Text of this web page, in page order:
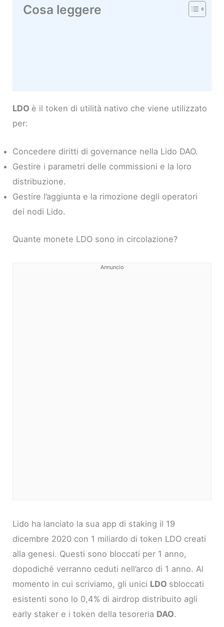
Cosa leggere
LDO è il token di utilità nativo che viene utilizzato
per:
Concedere diritti di governance nella Lido DAO.
Gestire i parametri delle commissioni e la loro
distribuzione.
Gestire l’aggiunta e la rimozione degli operatori
dei nodi Lido.
Quante monete LDO sono in circolazione?
Annuncio
Lido ha lanciato la sua app di staking il 19
dicembre 2020 con 1 miliardo di token LDO creati
alla genesi. Questi sono bloccati per 1 anno,
dopodiché verranno ceduti nell’arco di 1 anno. Al
momento in cui scriviamo, gli unici LDO sbloccati
esistenti sono lo 0,4% di airdrop distribuito agli
early staker e i token della tesoreria DAO.